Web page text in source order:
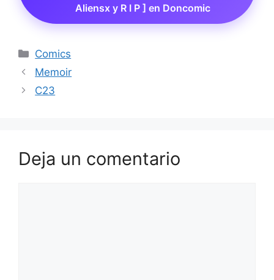
Aliensx y R I P ] en Doncomic
Categorías
Comics
Memoir
C23
Deja un comentario